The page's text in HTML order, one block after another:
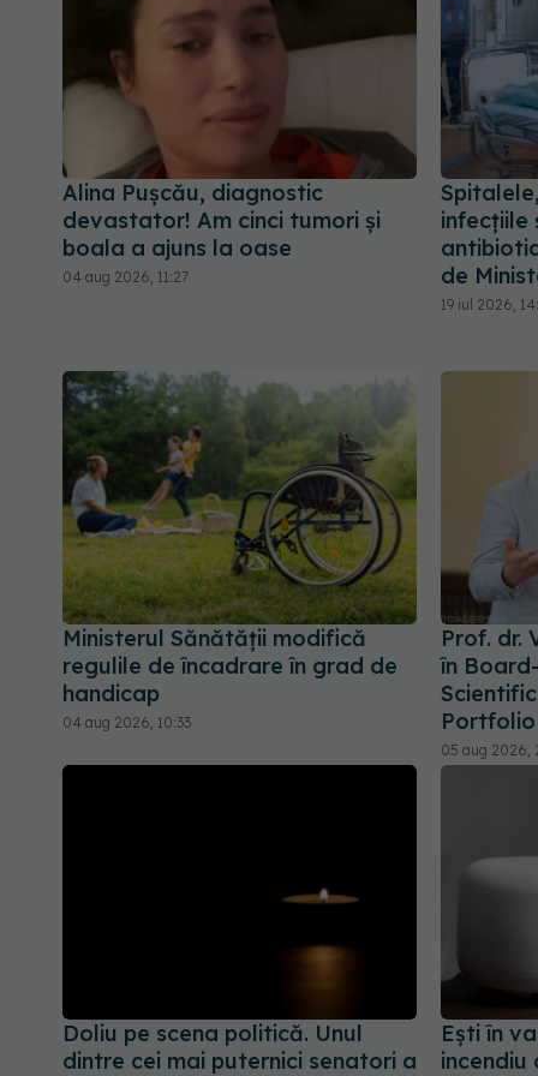
Alina Pușcău, diagnostic
devastator! Am cinci tumori și
boala a ajuns la oase
04 aug 2026, 11:27
infecțiile
de
19 iul 2026,
Ministerul Sănătății modifică
regulile de încadrare în grad de
handicap
04 aug 2026, 10:33
Prof. dr.
în
Portfolio
05 aug 2026,
Doliu pe scena politică. Unul
dintre cei mai puternici senatori a
Ești în
incendiu